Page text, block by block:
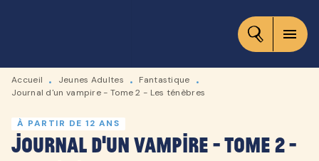
CONTENU
menu
Accueil • Jeunes Adultes • Fantastique
•
Journal d'un vampire - Tome 2 - Les ténèbres
À PARTIR DE 12 ANS
Journal d'un vampire - Tome 2 -